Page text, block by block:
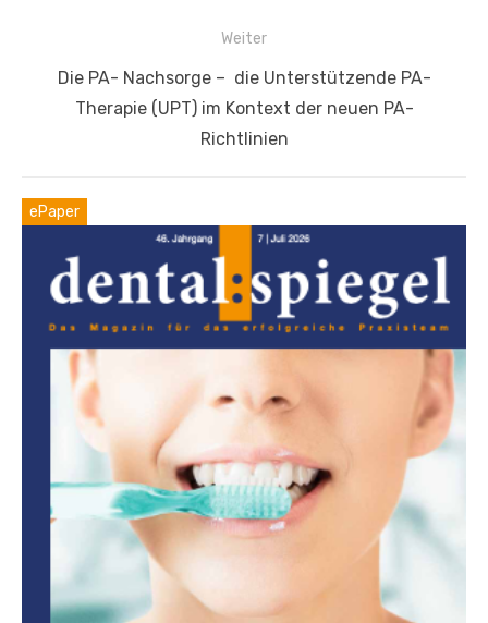
Weiter
Nächster
Die PA- Nachsorge – die Unterstützende PA-
Therapie (UPT) im Kontext der neuen PA-
Richtlinien
ePaper